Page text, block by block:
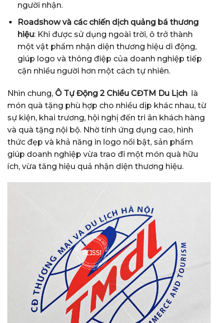
người nhận.
Roadshow và các chiến dịch quảng bá thương
hiệu: Khi được sử dụng ngoài trời, ô trở thành
một vật phẩm nhận diện thương hiệu di động,
giúp logo và thông điệp của doanh nghiệp tiếp
cận nhiều người hơn một cách tự nhiên.
Nhìn chung, Ô Tự Động 2 Chiều CĐTM Du Lịch là
món quà tặng phù hợp cho nhiều dịp khác nhau, từ
sự kiện, khai trương, hội nghị đến tri ân khách hàng
và quà tặng nội bộ. Nhờ tính ứng dụng cao, hình
thức đẹp và khả năng in logo nổi bật, sản phẩm
giúp doanh nghiệp vừa trao đi một món quà hữu
ích, vừa tăng hiệu quả nhận diện thương hiệu.